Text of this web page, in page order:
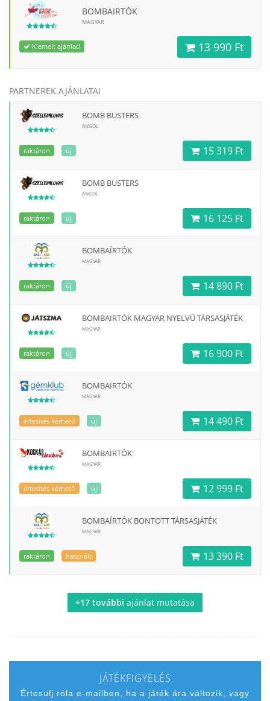
BOMBAIRTÓK
MAGYAR
Kiemelt ajánlat! 13 990 Ft
PARTNEREK AJÁNLATAI
BOMB BUSTERS
ANGOL
raktáron új 15 319 Ft
BOMB BUSTERS
ANGOL
raktáron új 16 125 Ft
BOMBAÍRTÓK
MAGYAR
raktáron új 14 890 Ft
BOMBAIRTÓK MAGYAR NYELVŰ TÁRSASJÁTÉK
MAGYAR
raktáron új 16 900 Ft
BOMBAIRTÓK
MAGYAR
értesítés kérhető új 14 490 Ft
BOMBAIRTÓK
MAGYAR
értesítés kérhető új 12 999 Ft
BOMBAÍRTÓK BONTOTT TÁRSASJÁTÉK
MAGYAR
raktáron használt 13 390 Ft
+17 további ajánlat mutatása
JÁTÉKFIGYELÉS
Értesülj róla e-mailben, ha a játék ára változik, vagy